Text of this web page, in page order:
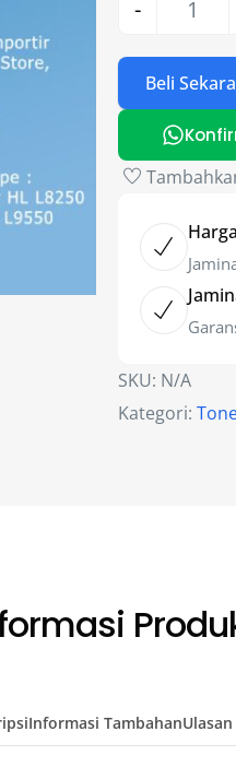
-
Beli
SKU: N/A
Kategori:
Informasi TambahanUlasan